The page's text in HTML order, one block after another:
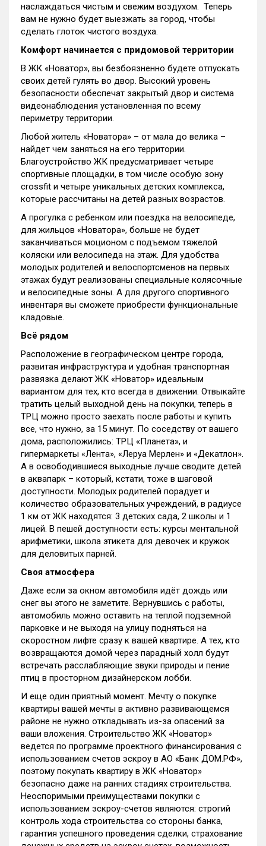
наслаждаться чистым и свежим воздухом. Теперь
вам не нужно будет выезжать за город, чтобы
сделать глоток чистого воздуха.
Комфорт начинается с придомовой территории
В ЖК «Новатор», вы безбоязненно будете отпускать
своих детей гулять во двор. Высокий уровень
безопасности обеспечат закрытый двор и система
видеонаблюдения установленная по всему
периметру территории.
Любой житель «Новатора» – от мала до велика –
найдет чем заняться на его территории.
Благоустройство ЖК предусматривает четыре
спортивные площадки, в том числе особую зону
crossfit и четыре уникальных детских комплекса,
которые рассчитаны на детей разных возрастов.
А прогулка с ребенком или поездка на велосипеде,
для жильцов «Новатора», больше не будет
заканчиваться моционом с подъемом тяжелой
коляски или велосипеда на этаж. Для удобства
молодых родителей и велоспортсменов на первых
этажах будут реализованы специальные колясочные
и велосипедные зоны. А для другого спортивного
инвентаря вы сможете приобрести функциональные
кладовые.
Всё рядом
Расположение в географическом центре города,
развитая инфраструктура и удобная транспортная
развязка делают ЖК «Новатор» идеальным
вариантом для тех, кто всегда в движении. Отвыкайте
тратить целый выходной день на покупки, теперь в
ТРЦ можно просто заехать после работы и купить
все, что нужно, за 15 минут. По соседству от вашего
дома, расположились: ТРЦ «Планета», и
гипермаркеты «Лента», «Леруа Мерлен» и «Декатлон».
А в освободившиеся выходные лучше сводите детей
в аквапарк – который, кстати, тоже в шаговой
доступности. Молодых родителей порадует и
количество образовательных учреждений, в радиусе
1 км от ЖК находятся: 3 детских сада, 2 школы и 1
лицей. В пешей доступности есть: курсы ментальной
арифметики, школа этикета для девочек и кружок
для деловитых парней.
Своя атмосфера
Даже если за окном автомобиля идёт дождь или
снег вы этого не заметите. Вернувшись с работы,
автомобиль можно оставить на теплой подземной
парковке и не выходя на улицу подняться на
скоростном лифте сразу к вашей квартире. А тех, кто
возвращаются домой через парадный холл будут
встречать расслабляющие звуки природы и пение
птиц в просторном дизайнерском лобби.
И еще один приятный момент. Мечту о покупке
квартиры вашей мечты в активно развивающемся
районе не нужно откладывать из-за опасений за
ваши вложения. Строительство ЖК «Новатор»
ведется по программе проектного финансирования с
использованием счетов эскроу в АО «Банк ДОМ.РФ»,
поэтому покупать квартиру в ЖК «Новатор»
безопасно даже на ранних стадиях строительства.
Неоспоримыми преимуществами покупки с
использованием эскроу-счетов являются: строгий
контроль хода строительства со стороны банка,
гарантия успешного проведения сделки, страхование